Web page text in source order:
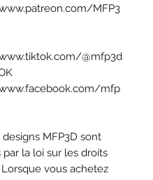
MFP3
@mfp3d
mfp
designs MFP3D sont
par la loi sur les droits
vous achetez